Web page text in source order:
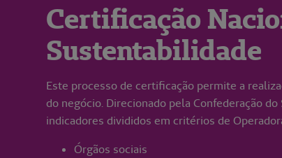
Certificação
Sustentabilidade
Este processo de certificação permite a
do negócio. Direcionado pela Confederação
indicadores divididos em critérios de
Órgãos sociais